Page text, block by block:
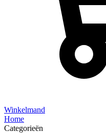
Winkelmand
Home
Categorieën